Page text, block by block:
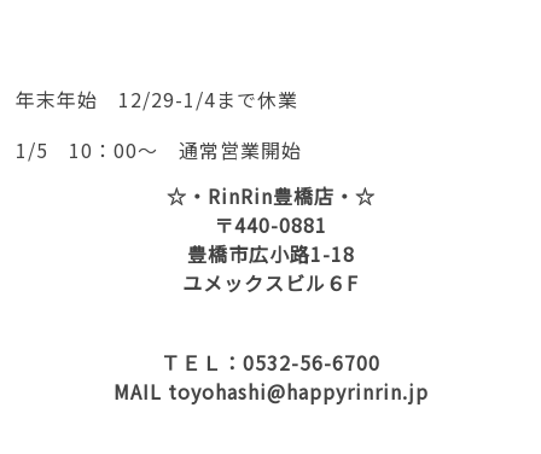
年末年始 12/29-1/4まで休業
1/5 10：00～ 通常営業開始
☆・RinRin豊橋店・☆
〒440-0881
豊橋市広小路1-18
ユメックスビル６F
ＴＥＬ：0532-56-6700
MAIL toyohashi@happyrinrin.jp